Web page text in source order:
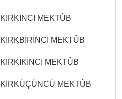
KIRKINCI MEKTÛB
KIRKBİRİNCİ MEKTÛB
KIRKİKİNCİ MEKTÛB
KIRKÜÇÜNCÜ MEKTÛB